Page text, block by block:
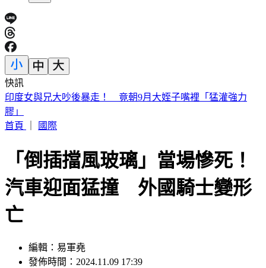
快訊
白海豚颱風「紮實雨帶」又來了！鄭明典急籲：晚上別出門
首頁
「倒插擋風玻璃」當場慘死！
汽車迎面猛撞 外國騎士變形
亡
發佈時間：2024.11.09 17:39
最後更新時間：2024.11.09 17:39